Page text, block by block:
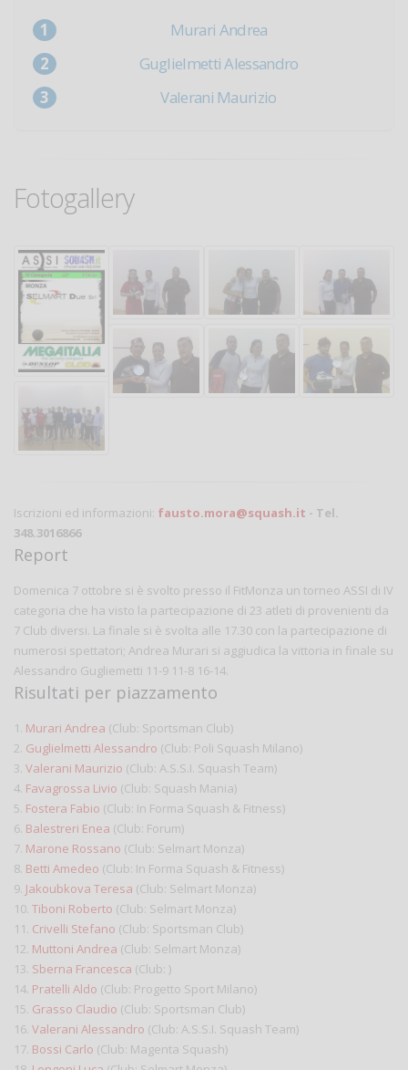
Murari Andrea
Guglielmetti Alessandro
Valerani Maurizio
Fotogallery
Iscrizioni ed informazioni: fausto.mora@squash.it - Tel.
348.3016866
Report
Domenica 7 ottobre si è svolto presso il FitMonza un torneo ASSI di IV
categoria che ha visto la partecipazione di 23 atleti di provenienti da
7 Club diversi. La finale si è svolta alle 17.30 con la partecipazione di
numerosi spettatori; Andrea Murari si aggiudica la vittoria in finale su
Alessandro Gugliemetti 11-9 11-8 16-14.
Risultati per piazzamento
1. Murari Andrea (Club: Sportsman Club)
2. Guglielmetti Alessandro (Club: Poli Squash Milano)
3. Valerani Maurizio (Club: A.S.S.I. Squash Team)
4. Favagrossa Livio (Club: Squash Mania)
5. Fostera Fabio (Club: In Forma Squash & Fitness)
6. Balestreri Enea (Club: Forum)
7. Marone Rossano (Club: Selmart Monza)
8. Betti Amedeo (Club: In Forma Squash & Fitness)
9. Jakoubkova Teresa (Club: Selmart Monza)
10. Tiboni Roberto (Club: Selmart Monza)
11. Crivelli Stefano (Club: Sportsman Club)
12. Muttoni Andrea (Club: Selmart Monza)
13. Sberna Francesca (Club: )
14. Pratelli Aldo (Club: Progetto Sport Milano)
15. Grasso Claudio (Club: Sportsman Club)
16. Valerani Alessandro (Club: A.S.S.I. Squash Team)
17. Bossi Carlo (Club: Magenta Squash)